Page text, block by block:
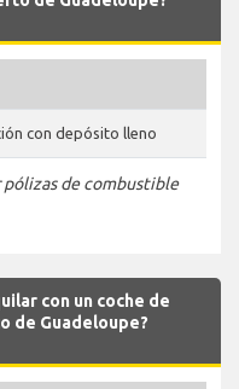
con depósito lleno
pólizas de combustible
con un coche de
de Guadeloupe?